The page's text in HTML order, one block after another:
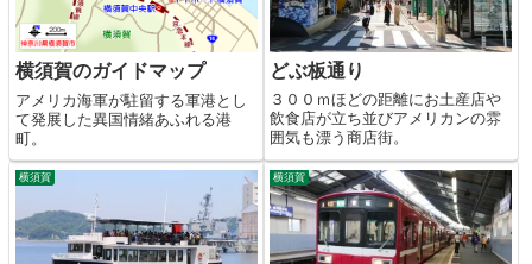
横須賀のガイドマップ
アメリカ海軍が駐留する軍港とし
て発展した異国情緒あふれる港
町。
どぶ板通り
３００ｍほどの距離にお土産店や
飲食店が立ち並びアメリカンの雰
囲気も漂う商店街。
横須賀 横須賀